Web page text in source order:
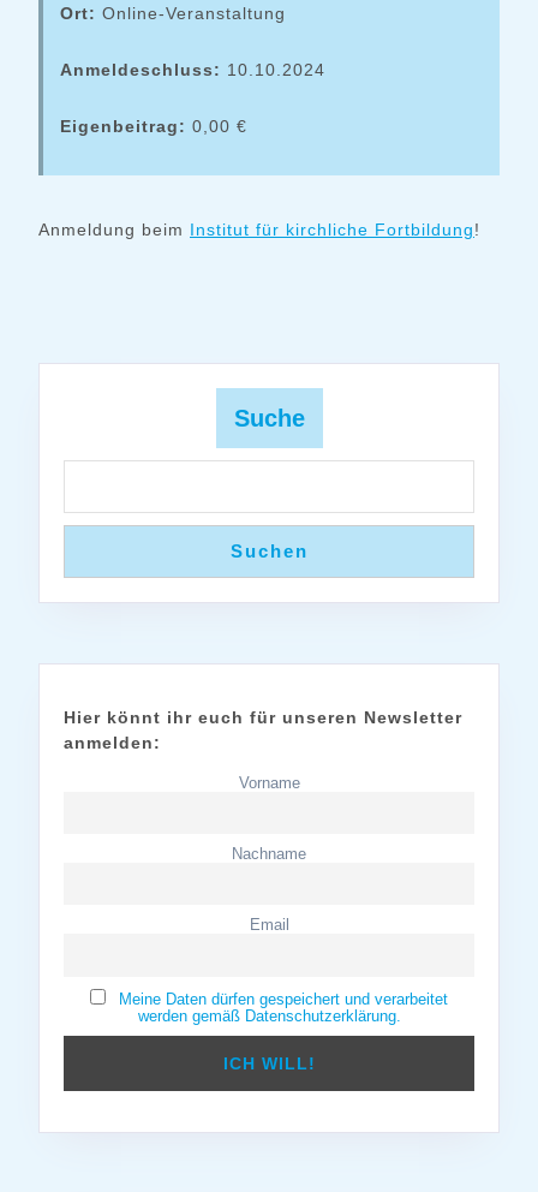
Ort: Online-Veranstaltung
Anmeldeschluss: 10.10.2024
Eigenbeitrag: 0,00 €
Anmeldung beim Institut für kirchliche Fortbildung!
Suche
Suchen
Hier könnt ihr euch für unseren Newsletter
anmelden:
Vorname
Nachname
Email
Meine Daten dürfen gespeichert und verarbeitet
werden gemäß Datenschutzerklärung.